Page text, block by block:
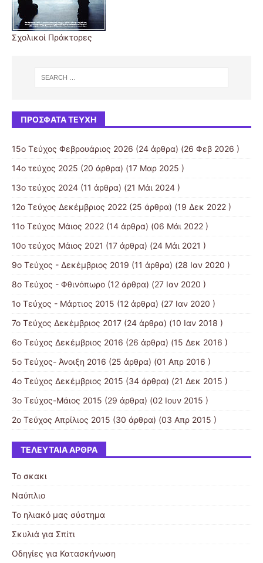
Σχολικοί Πράκτορες
ΠΡΌΣΦΑΤΑ ΤΕΎΧΗ
15ο Τεύχος Φεβρουάριος 2026 (24 άρθρα) (26 Φεβ 2026 )
14ο τεύχος 2025 (20 άρθρα) (17 Μαρ 2025 )
13ο τεύχος 2024 (11 άρθρα) (21 Μάι 2024 )
12ο Τεύχος Δεκέμβριος 2022 (25 άρθρα) (19 Δεκ 2022 )
11ο Τεύχος Μάιος 2022 (14 άρθρα) (06 Μάι 2022 )
10o τεύχος Μάιος 2021 (17 άρθρα) (24 Μάι 2021 )
9ο Τεύχος - Δεκέμβριος 2019 (11 άρθρα) (28 Ιαν 2020 )
8ο Τεύχος - Φθινόπωρο (12 άρθρα) (27 Ιαν 2020 )
1ο Τεύχος - Μάρτιος 2015 (12 άρθρα) (27 Ιαν 2020 )
7ο Τεύχος Δεκέμβριος 2017 (24 άρθρα) (10 Ιαν 2018 )
6ο Τεύχος Δεκέμβριος 2016 (26 άρθρα) (15 Δεκ 2016 )
5ο Τεύχος- Άνοιξη 2016 (25 άρθρα) (01 Απρ 2016 )
4ο Τεύχος Δεκέμβριος 2015 (34 άρθρα) (21 Δεκ 2015 )
3ο Τεύχος-Μάιος 2015 (29 άρθρα) (02 Ιουν 2015 )
2ο Τεύχος Απρίλιος 2015 (30 άρθρα) (03 Απρ 2015 )
ΤΕΛΕΥΤΑΊΑ ΆΡΘΡΑ
Το σκακι
Ναύπλιο
Το ηλιακό μας σύστημα
Σκυλιά για Σπίτι
Οδηγίες για Κατασκήνωση